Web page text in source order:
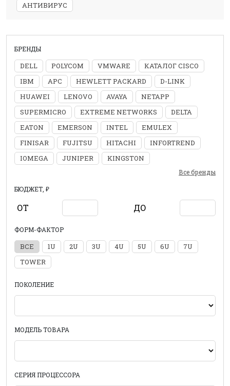
АНТИВИРУС
БРЕНДЫ
DELL POLYCOM VMWARE
КАТАЛОГ CISCO
IBM
APC HEWLETT PACKARD
D-LINK
HUAWEI
LENOVO AVAYA
NETAPP
SUPERMICRO
EXTREME NETWORKS
DELTA
EATON
EMERSON INTEL
EMULEX
FINISAR
FUJITSU HITACHI
INFORTREND
IOMEGA
JUNIPER KINGSTON
Все бренды
БЮДЖЕТ, ₽
ОТ ДО
ФОРМ-ФАКТОР
ВСЕ 1U 2U 3U 4U 5U 6U
7U
TOWER
ПОКОЛЕНИЕ
МОДЕЛЬ ТОВАРА
СЕРИЯ ПРОЦЕССОРА